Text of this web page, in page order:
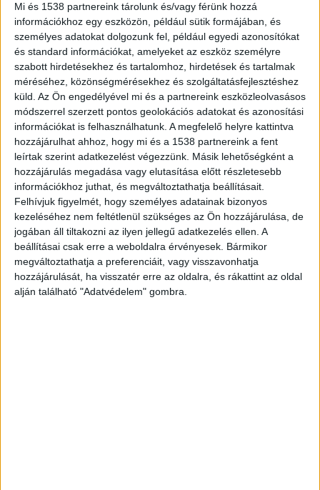
Mi és 1538 partnereink tárolunk és/vagy férünk hozzá
információkhoz egy eszközön, például sütik formájában, és
személyes adatokat dolgozunk fel, például egyedi azonosítókat
és standard információkat, amelyeket az eszköz személyre
szabott hirdetésekhez és tartalomhoz, hirdetések és tartalmak
méréséhez, közönségmérésekhez és szolgáltatásfejlesztéshez
küld. Az Ön engedélyével mi és a partnereink eszközleolvasásos
módszerrel szerzett pontos geolokációs adatokat és azonosítási
információkat is felhasználhatunk. A megfelelő helyre kattintva
hozzájárulhat ahhoz, hogy mi és a 1538 partnereink a fent
leírtak szerint adatkezelést végezzünk. Másik lehetőségként a
hozzájárulás megadása vagy elutasítása előtt részletesebb
információkhoz juthat, és megváltoztathatja beállításait.
Felhívjuk figyelmét, hogy személyes adatainak bizonyos
kezeléséhez nem feltétlenül szükséges az Ön hozzájárulása, de
jogában áll tiltakozni az ilyen jellegű adatkezelés ellen. A
beállításai csak erre a weboldalra érvényesek. Bármikor
megváltoztathatja a preferenciáit, vagy visszavonhatja
hozzájárulását, ha visszatér erre az oldalra, és rákattint az oldal
alján található "Adatvédelem" gombra.
Rejtélyes utolsó üzenet Regensburgnál
A két barát július 3-án, péntek este indult útnak
Debrecenből Németországba, ahol autót akartak
venni, majd a két kocsival együtt tértek volna
haza vasárnap. Az osztrák-német határt még
gond nélkül átlépték. Zoltán este még küldött
egy fotót és egy GPS-koordinátát a gyermeke
édesanyjának: a jel szerint Regensburg
környékén, az E45-ös európai úton haladtak.
Azóta senki nem tud semmit róluk. Mobiljaik
kikapcsolva, az SM 23 FGL rendszámú, szürke VW
gépkocsinak is nyoma veszett.